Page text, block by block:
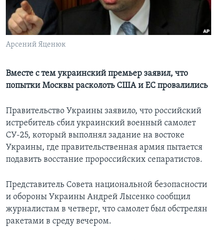
Learning English
СОЦИАЛЬНЫЕ СЕТИ
Языки
Арсений Яценюк
Вместе с тем украинский премьер заявил, что
попытки Москвы расколоть США и ЕС провалились
Правительство Украины заявило, что российский
истребитель сбил украинский военный самолет
СУ-25, который выполнял задание на востоке
Украины, где правительственная армия пытается
подавить восстание пророссийских сепаратистов.
Представитель Совета национальной безопасности
и обороны Украины Андрей Лысенко сообщил
журналистам в четверг, что самолет был обстрелян
ракетами в среду вечером.